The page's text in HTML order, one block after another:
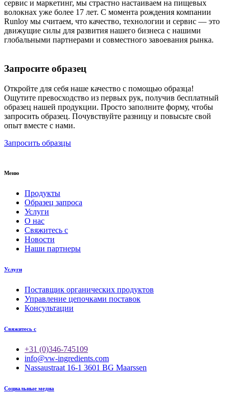
сервис и маркетинг, мы страстно настаиваем на пищевых
волокнах уже более 17 лет. С момента рождения компании
Runloy мы считаем, что качество, технологии и сервис — это
движущие силы для развития нашего бизнеса с нашими
глобальными партнерами и совместного завоевания рынка.
Запросите образец
Откройте для себя наше качество с помощью образца!
Ощутите превосходство из первых рук, получив бесплатный
образец нашей продукции. Просто заполните форму, чтобы
запросить образец. Почувствуйте разницу и повысьте свой
опыт вместе с нами.
Запросить образцы
Меню
Продукты
Образец запроса
Услуги
О нас
Свяжитесь с
Новости
Наши партнеры
Услуги
Поставщик органических продуктов
Управление цепочками поставок
Консультации
Свяжитесь с
+31 (0)346-745109
info@vw-ingredients.com
Nassaustraat 16-1 3601 BG Maarssen
Социальные медиа